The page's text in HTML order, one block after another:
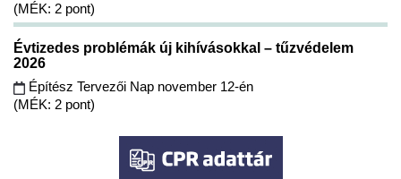
(MÉK: 2 pont)
Évtizedes problémák új kihívásokkal – tűzvédelem
2026
Építész Tervezői Nap november 12-én
(MÉK: 2 pont)